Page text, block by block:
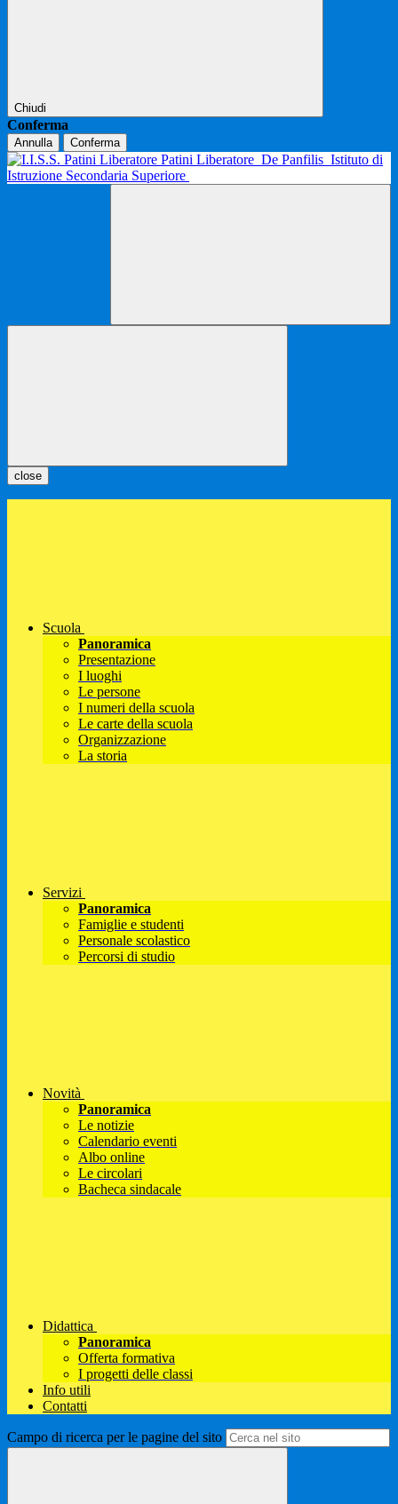
Chiudi
Conferma
Annulla Conferma
Patini Liberatore De Panfilis Istituto di
Istruzione Secondaria Superiore
close
Scuola
Panoramica
Presentazione
I luoghi
Le persone
I numeri della scuola
Le carte della scuola
Organizzazione
La storia
Servizi
Panoramica
Famiglie e studenti
Personale scolastico
Percorsi di studio
Novità
Panoramica
Le notizie
Calendario eventi
Albo online
Le circolari
Bacheca sindacale
Didattica
Panoramica
Offerta formativa
I progetti delle classi
Info utili
Contatti
Campo di ricerca per le pagine del sito